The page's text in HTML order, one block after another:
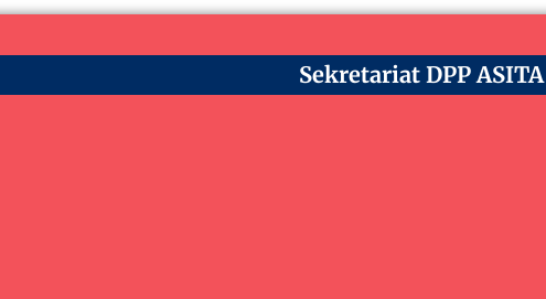
Sekretariat DPP ASITA